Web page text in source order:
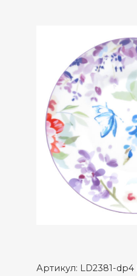
Артикул: LD2381-dp4